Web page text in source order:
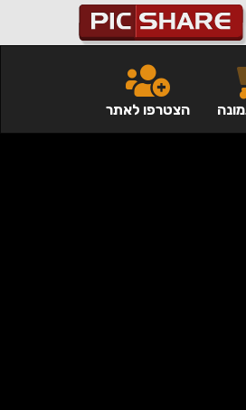
הצטרפו לאתר